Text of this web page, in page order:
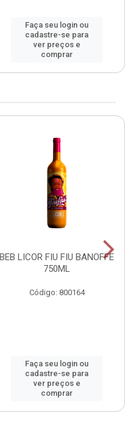
Faça seu login ou
cadastre-se para
ver preços e
comprar
BEB LICOR FIU FIU BANOFFE
750ML
Código: 800164
Faça seu login ou
cadastre-se para
ver preços e
comprar